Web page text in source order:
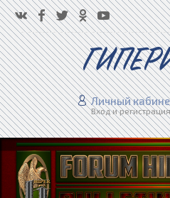
Личный
Вход и регистрация